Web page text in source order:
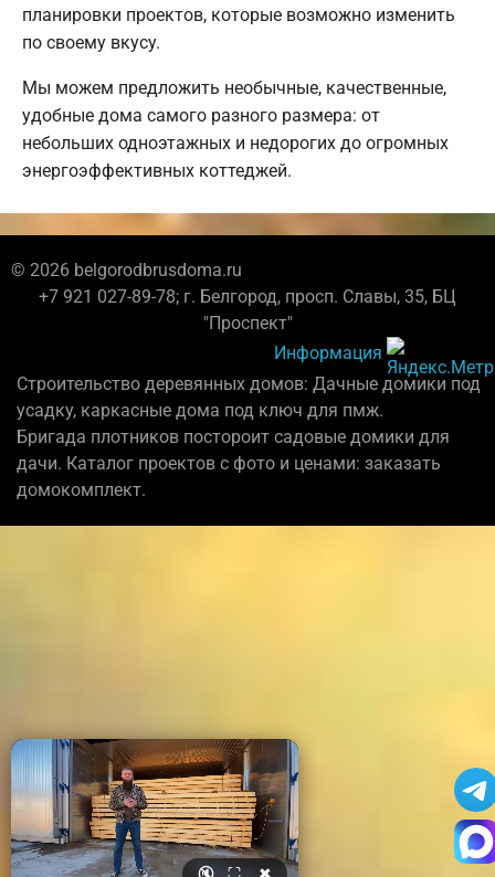
планировки проектов, которые возможно изменить
по своему вкусу.
Мы можем предложить необычные, качественные,
удобные дома самого разного размера: от
небольших одноэтажных и недорогих до огромных
энергоэффективных коттеджей.
© 2026 belgorodbrusdoma.ru
+7 921 027-89-78; г. Белгород, просп. Славы, 35, БЦ
"Проспект"
Информация
Строительство деревянных домов: Дачные домики под
усадку, каркасные дома под ключ для пмж.
Бригада плотников постороит садовые домики для
дачи. Каталог проектов с фото и ценами: заказать
домокомплект.